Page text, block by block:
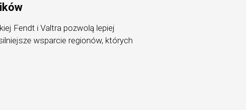
Fendt i Valtra pozwolą lepiej
wsparcie regionów, których